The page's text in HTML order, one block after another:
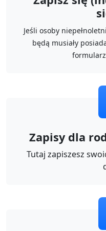
Jeśli osoby
będą musiały
Zapisy dla
Tutaj zapiszesz